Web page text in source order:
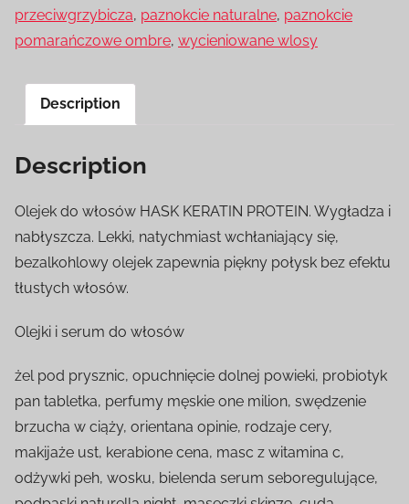
przeciwgrzybicza, paznokcie naturalne, paznokcie
pomarańczowe ombre, wycieniowane wlosy
Description
Description
Olejek do włosów HASK KERATIN PROTEIN. Wygładza i
nabłyszcza. Lekki, natychmiast wchłaniający się,
bezalkohlowy olejek zapewnia piękny połysk bez efektu
tłustych włosów.
Olejki i serum do włosów
żel pod prysznic, opuchnięcie dolnej powieki, probiotyk
pan tabletka, perfumy męskie one milion, swędzenie
brzucha w ciąży, orientana opinie, rodzaje cery,
makijaże ust, kerabione cena, masc z witamina c,
odżywki peh, wosku, bielenda serum seboregulujące,